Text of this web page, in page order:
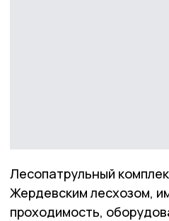
Лесопатрульный
Жердевским лесхозом,
проходимость,